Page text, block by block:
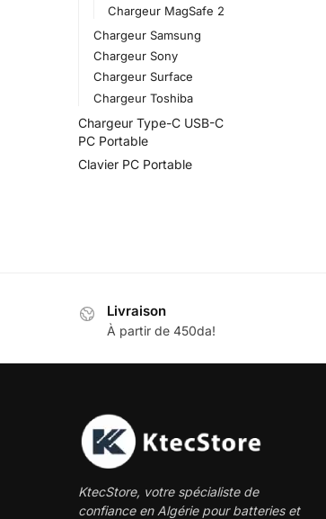
Chargeur MagSafe 2
Chargeur Samsung
Chargeur Sony
Chargeur Surface
Chargeur Toshiba
Chargeur Type-C USB-C
PC Portable
Clavier PC Portable
Livraison
À partir de 450da!
KtecStore, votre spécialiste de
confiance en Algérie pour batteries et